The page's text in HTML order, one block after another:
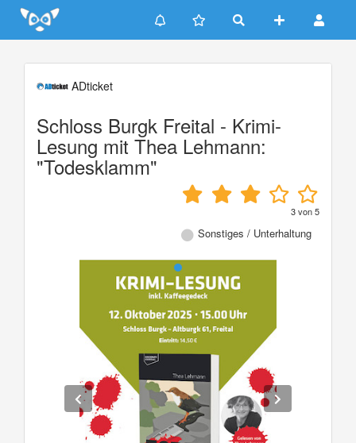
Update cookies preferences
ADticket
Schloss Burgk Freital - Krimi-
Lesung mit Thea Lehmann:
"Todesklamm"
3von5
Sonstiges / Unterhaltung